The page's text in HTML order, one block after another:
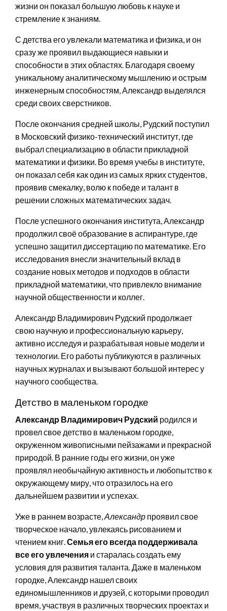
жизни он показал большую любовь к науке и
стремление к знаниям.
С детства его увлекали математика и физика, и он
сразу же проявил выдающиеся навыки и
способности в этих областях. Благодаря своему
уникальному аналитическому мышлению и острым
инженерным способностям, Александр выделялся
среди своих сверстников.
После окончания средней школы, Рудский поступил
в Московский физико-технический институт, где
выбрал специализацию в области прикладной
математики и физики. Во время учебы в институте,
он показал себя как один из самых ярких студентов,
проявив смекалку, волю к победе и талант в
решении сложных математических задач.
После успешного окончания института, Александр
продолжил своё образование в аспирантуре, где
успешно защитил диссертацию по математике. Его
исследования внесли значительный вклад в
создание новых методов и подходов в области
прикладной математики, что привлекло внимание
научной общественности и коллег.
Александр Владимирович Рудский продолжает
свою научную и профессиональную карьеру,
активно исследуя и разрабатывая новые модели и
технологии. Его работы публикуются в различных
научных журналах и вызывают большой интерес у
научного сообщества.
Детство в маленьком городке
Александр Владимирович Рудский родился и
провел свое детство в маленьком городке,
окруженном живописными пейзажами и прекрасной
природой. В ранние годы его жизни, он уже
проявлял необычайную активность и любопытство к
окружающему миру, что отразилось на его
дальнейшем развитии и успехах.
Уже в раннем возрасте,Александр проявил свое
творческое начало, увлекаясь рисованием и
чтением книг.Семья его всегда поддерживала
все его увлечения и старалась создать ему
условия для развития таланта. Даже в маленьком
городке, Александр нашел своих
единомышленников и друзей, с которыми проводил
время, участвуя в различных творческих проектах и